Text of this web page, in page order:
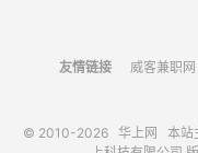
友情链接 威客兼职网
© 2010-2026 华上网 本站